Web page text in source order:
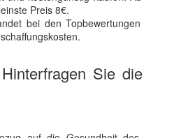
Preis 8€.
bei den Topbewertungen
Sie die